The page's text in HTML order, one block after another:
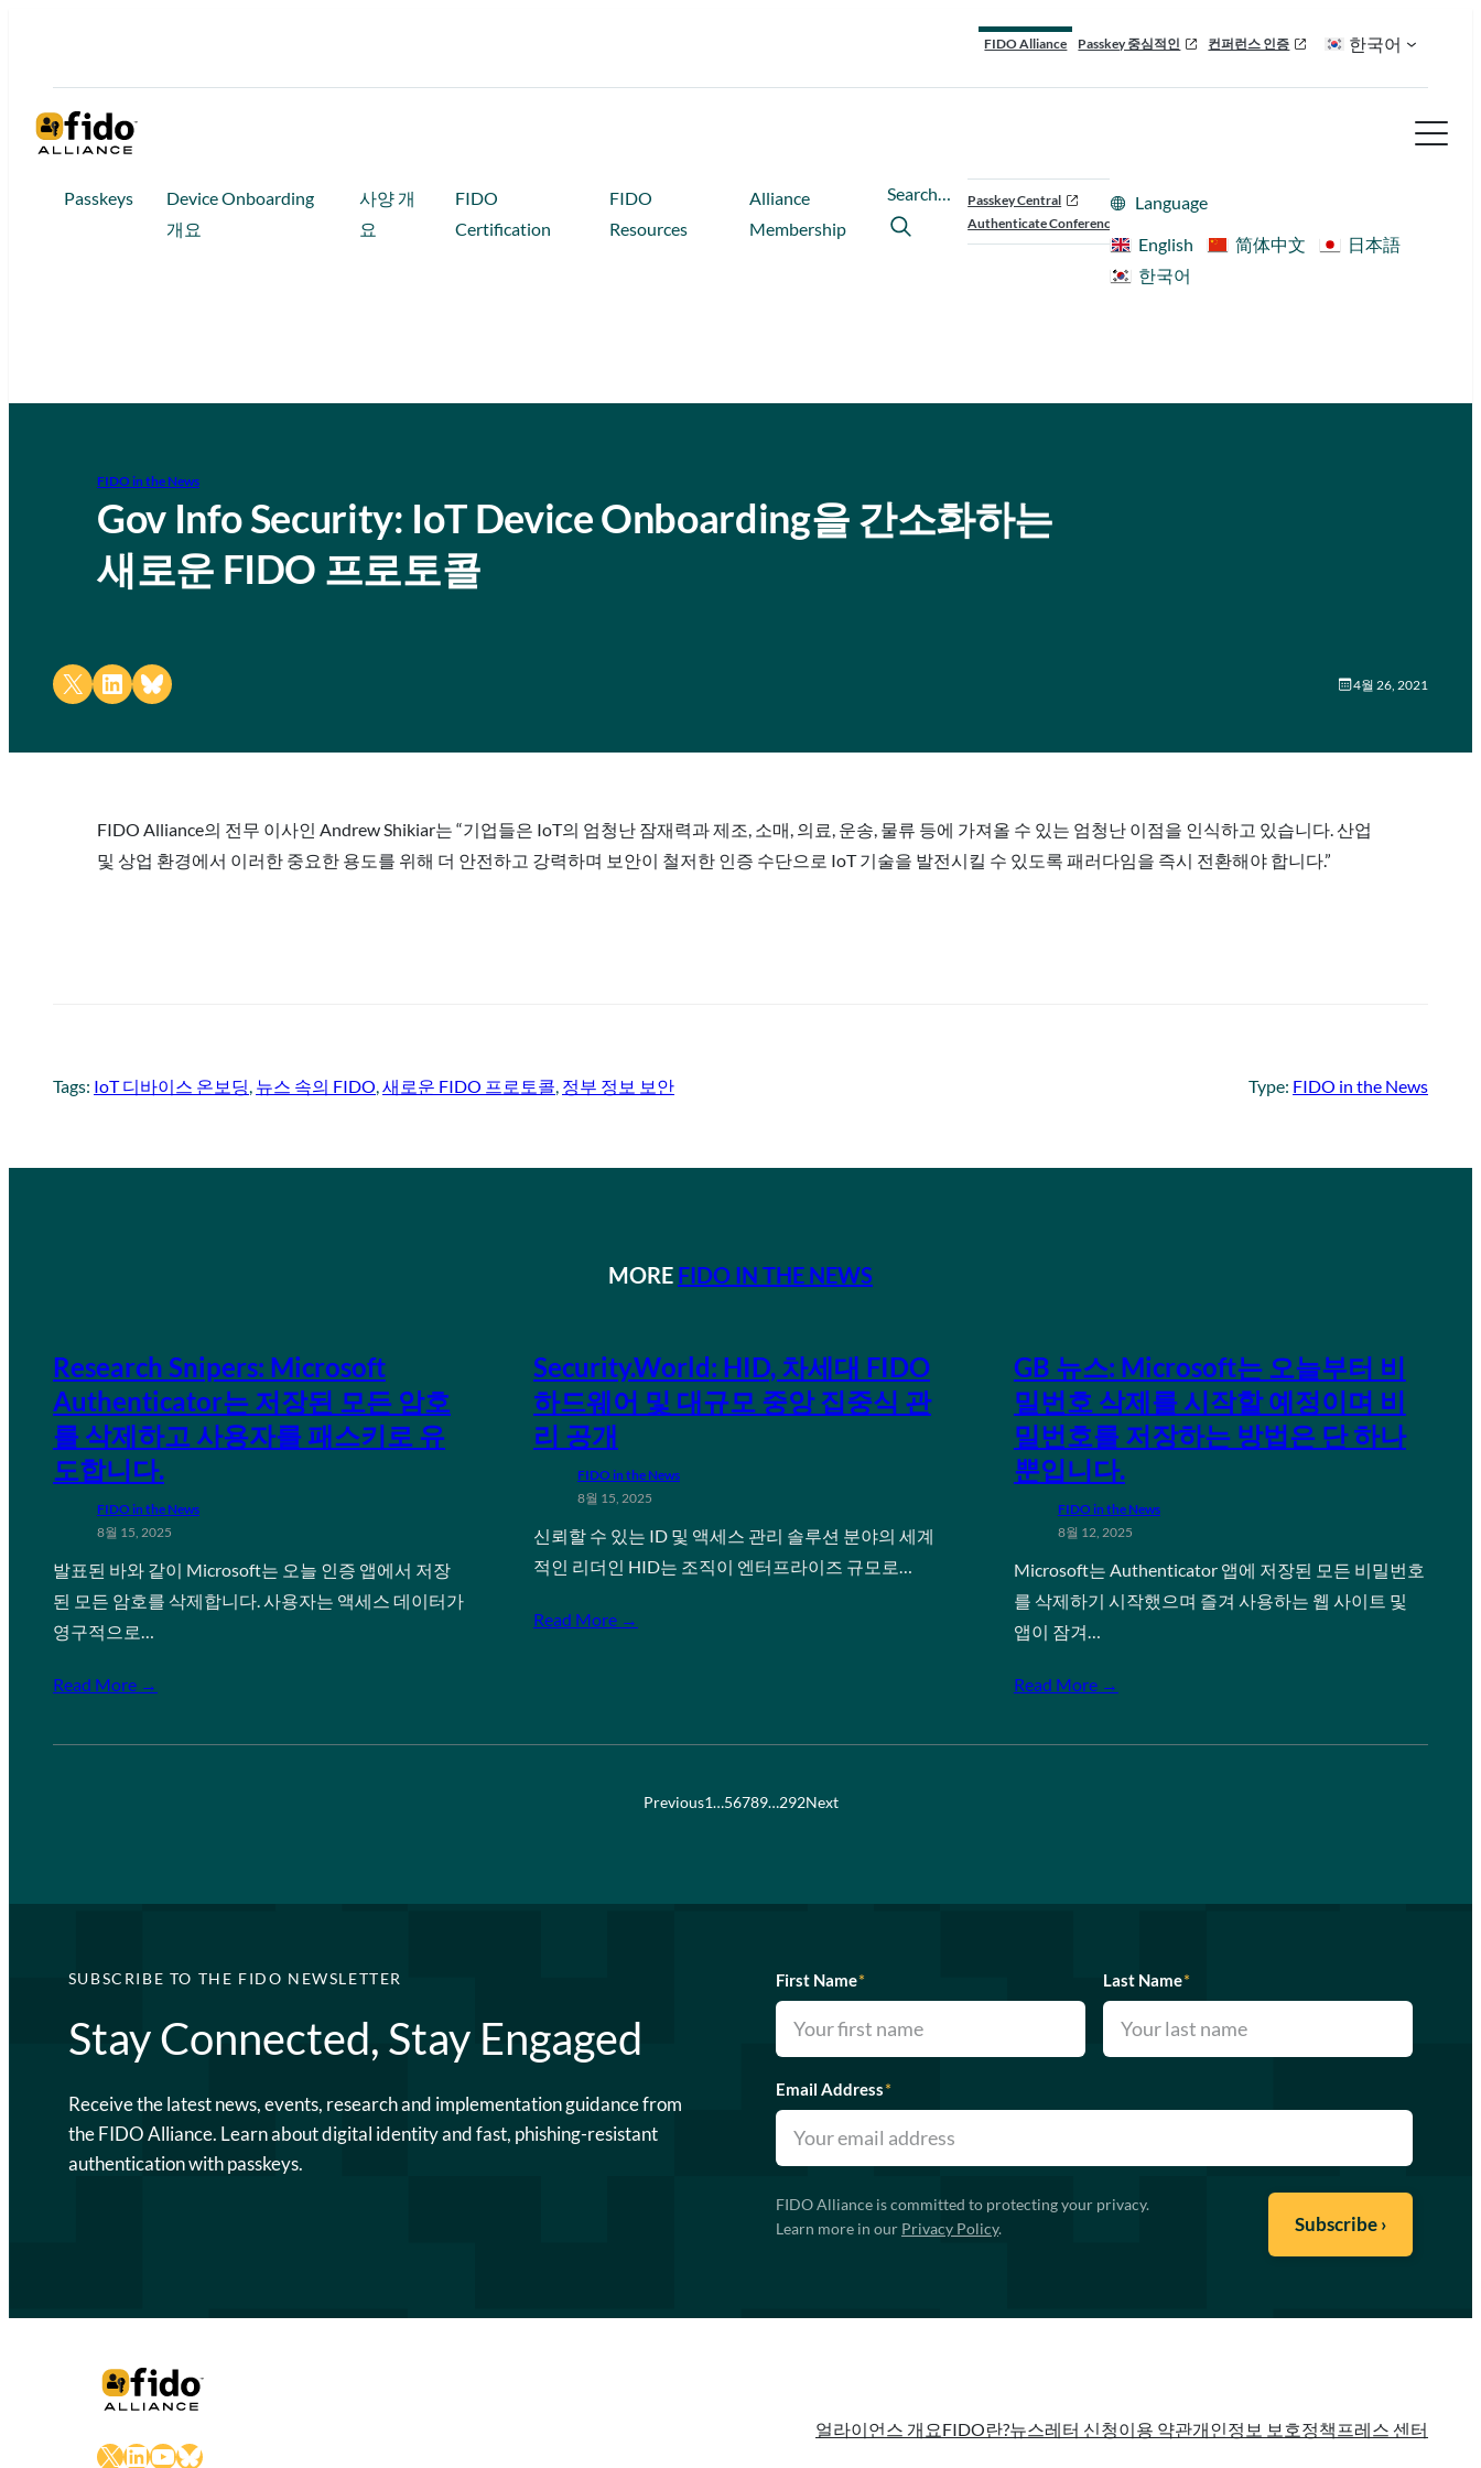
FIDO Alliance Passkey 중심적인 컨퍼런스 인증 한국어
Passkeys
Device Onboarding
개요
사양 개
요
FIDO
Certification
FIDO
Resources
Alliance
Membership
Search…
Passkey Central
Authenticate Conference
Language
English
简体中文
日本語
한국어
FIDO in the News
Gov Info Security: IoT Device Onboarding을 간소화하는
새로운 FIDO 프로토콜
Share on X Share on LinkedIn
Share on Bluesky 4월 26, 2021
FIDO Alliance의 전무 이사인 Andrew Shikiar는 “기업들은 IoT의 엄청난 잠재력과 제조, 소매, 의료, 운송, 물류 등에 가져올 수 있는 엄청난 이점을 인식하고 있습니다. 산업
및 상업 환경에서 이러한 중요한 용도를 위해 더 안전하고 강력하며 보안이 철저한 인증 수단으로 IoT 기술을 발전시킬 수 있도록 패러다임을 즉시 전환해야 합니다.”
Tags: IoT 디바이스 온보딩, 뉴스 속의 FIDO, 새로운 FIDO 프로토콜, 정부 정보 보안 Type: FIDO in the News
MORE FIDO IN THE NEWS
Research Snipers: Microsoft
Authenticator는 저장된 모든 암호
를 삭제하고 사용자를 패스키로 유
도합니다.
FIDO in the News
8월 15, 2025
발표된 바와 같이 Microsoft는 오늘 인증 앱에서 저장
된 모든 암호를 삭제합니다. 사용자는 액세스 데이터가
영구적으로…
Read More →
Security.World: HID, 차세대 FIDO
하드웨어 및 대규모 중앙 집중식 관
리 공개
FIDO in the News
8월 15, 2025
신뢰할 수 있는 ID 및 액세스 관리 솔루션 분야의 세계
적인 리더인 HID는 조직이 엔터프라이즈 규모로…
Read More →
GB 뉴스: Microsoft는 오늘부터 비
밀번호 삭제를 시작할 예정이며 비
밀번호를 저장하는 방법은 단 하나
뿐입니다.
FIDO in the News
8월 12, 2025
Microsoft는 Authenticator 앱에 저장된 모든 비밀번호
를 삭제하기 시작했으며 즐겨 사용하는 웹 사이트 및
앱이 잠겨…
Read More →
Previous1…56789…292Next
SUBSCRIBE TO THE FIDO NEWSLETTER
Stay Connected, Stay Engaged
Receive the latest news, events, research and implementation guidance from
the FIDO Alliance. Learn about digital identity and fast, phishing-resistant
authentication with passkeys.
First Name* Last Name*
Email Address*
FIDO Alliance is committed to protecting your privacy.
Learn more in our Privacy Policy.
X LinkedIn
YouTube
Bluesky
얼라이언스 개요FIDO란?뉴스레터 신청이용 약관개인정보 보호정책 프레스 센터